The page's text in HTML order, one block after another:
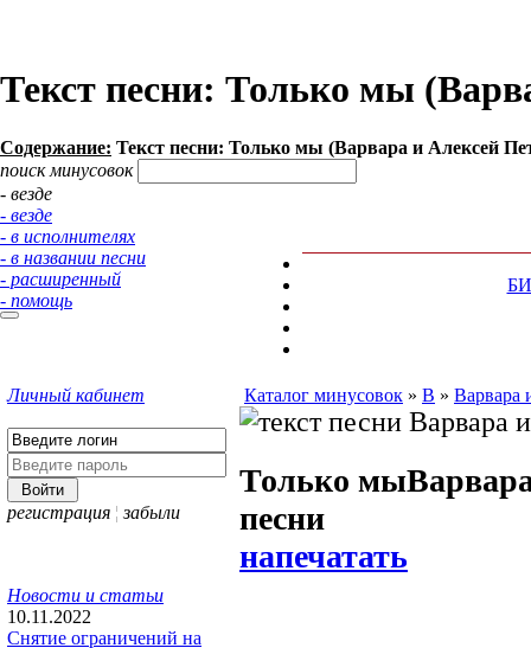
Текст песни: Только мы
Содержание: Текст песни: Только мы (Варвара и Алексей
поиск минусовок
- везде
- везде
- в исполнителях
- в названии песни
- расширенный
- помощь
Личный кабинет
регистрация ¦ забыли
Новости и статьи
10.11.2022
Снятие ограничений на
Каталог минусовок » В » Варвара
Только мы
песни
напечатать